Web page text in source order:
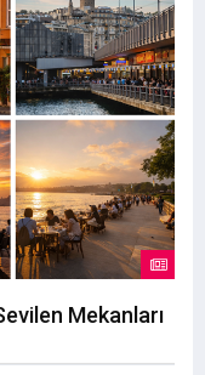
Mekanları